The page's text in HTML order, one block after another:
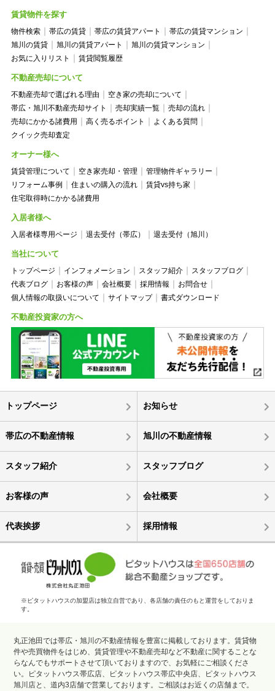
賃貸物件を探す
物件検索 帯広の賃貸 帯広の賃貸アパート
帯広の賃貸マンション
旭川の賃貸
旭川の賃貸アパート
旭川の賃貸マンション
お気に入りリスト
賃貸閲覧履歴
不動産売却について
不動産売却で選ばれる理由
空き家の売却について
帯広・旭川不動産売却サイト
売却実績一覧
売却の流れ
売却にかかる諸費用
高く売るポイント
よくある質問
クイック売却査定
オーナー様へ
賃貸管理について 空き家売却・管理
管理物件ギャラリー
リフォーム事例
住まいの購入の流れ
賃貸vs持ち家
住宅取得時にかかる諸費用
入居者様へ
入居者様専用ページ 退去受付（帯広） 退去受付（旭川）
当社について
トップページ インフォメーション スタッフ紹介
スタッフブログ
代表ブログ
お客様の声 会社概要 採用情報
お問合せ
個人情報の取扱いについて
サイトマップ 書式ダウンロード
不動産投資家の方へ
トップページ お知らせ
帯広の不動産情報 旭川の不動産情報
スタッフ紹介 スタッフブログ
お客様の声 会社概要
代表挨拶 採用情報
※ピタットハウスの加盟店は独立自営であり、各店舗の責任のもと運営をしておりま
す。
丸正池田では帯広・旭川の不動産情報を豊富に掲載しております。賃貸物
件や売買物件をはじめ、賃貸管理や不動産売却など不動産に関することな
らなんでもサポートさせて頂いておりますので、お気軽にご相談くださ
い。ピタットハウス帯広店、ピタットハウス帯広中央店、ピタットハウス
旭川店と、道内3店舗で営業しております。ご相談はお近くの店舗まで。